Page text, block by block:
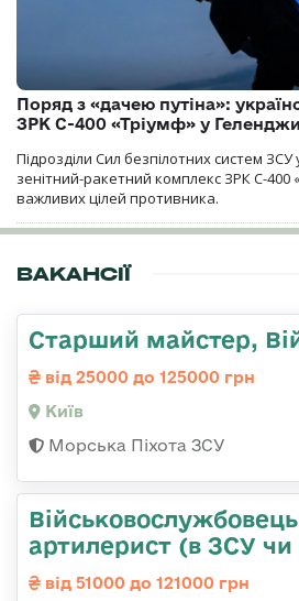
Поряд з «дачею путіна»:
ЗРК С-400 «Тріумф» у
Підрозділи Сил безпілотних систем
зенітний-ракетний комплекс ЗРК С-400
важливих цілей противника.
ВАКАНСІЇ
Старший майстер,
від 25000 до 125000 грн
Київ
Морська Піхота ЗСУ
артилерист (в ЗСУ
від 51000 до 121000 грн